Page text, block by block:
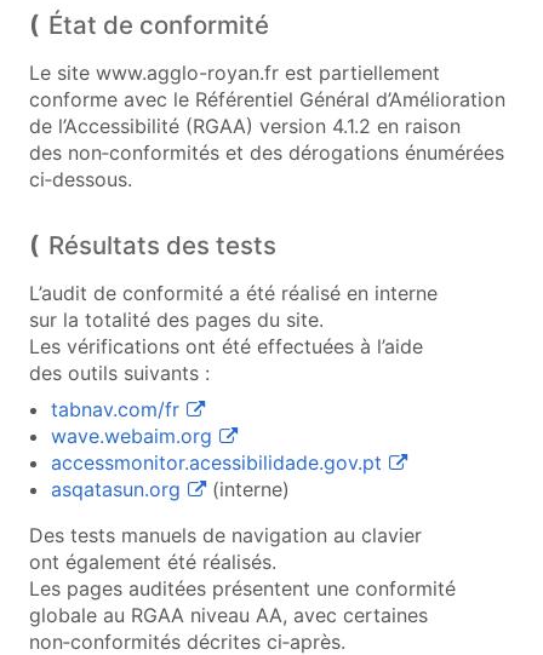
État de conformité
Le site www.agglo-royan.fr est partiellement
conforme avec le Référentiel Général d’Amélioration
de l’Accessibilité (RGAA) version 4.1.2 en raison
des non‑conformités et des dérogations énumérées
ci‑dessous.
Résultats des tests
L’audit de conformité a été réalisé en interne
sur la totalité des pages du site.
Les vérifications ont été effectuées à l’aide
des outils suivants :
tabnav.com/fr(ouvre une nouvelle fenêtre)
wave.webaim.org(ouvre une nouvelle fenêtre)
accessmonitor.acessibilidade.gov.pt(ouvre une
asqatasun.org(ouvre une nouvelle fenêtre)
(interne)
Des tests manuels de navigation au clavier
ont également été réalisés.
Les pages auditées présentent une conformité
globale au RGAA niveau AA, avec certaines
non‑conformités décrites ci‑après.